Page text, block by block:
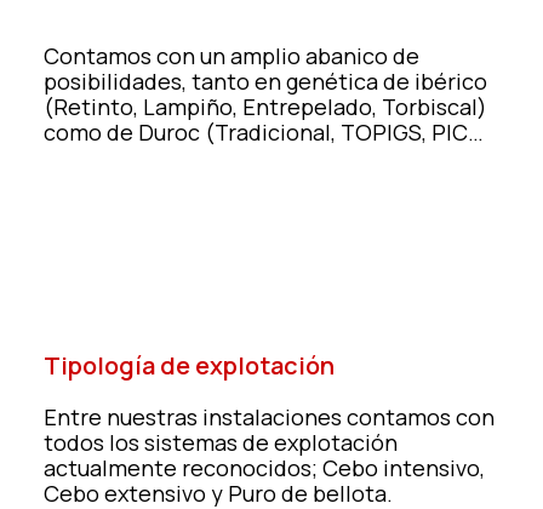
Contamos con un amplio abanico de
posibilidades, tanto en genética de ibérico
(Retinto, Lampiño, Entrepelado, Torbiscal)
como de Duroc (Tradicional, TOPIGS, PIC…
Tipología de explotación
Entre nuestras instalaciones contamos con
todos los sistemas de explotación
actualmente reconocidos; Cebo intensivo,
Cebo extensivo y Puro de bellota.